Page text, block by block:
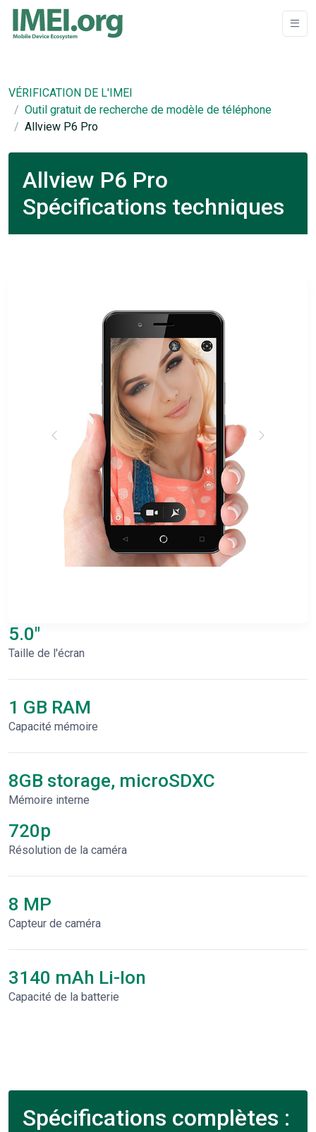
VÉRIFICATION DE L'IMEI
Outil gratuit de recherche de modèle de téléphone
Allview P6 Pro
Allview P6 Pro
Spécifications techniques
5.0"
Taille de l'écran
1 GB RAM
Capacité mémoire
8GB storage, microSDXC
Mémoire interne
720p
Résolution de la caméra
8 MP
Capteur de caméra
3140 mAh Li-Ion
Capacité de la batterie
Spécifications complètes :